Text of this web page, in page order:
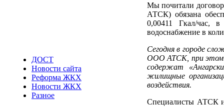
ДОСТ
Новости сайта
Реформа ЖКХ
Новости ЖКХ
Разное
Мы почитали
АТСК) обязана
0,00411 Гкал/час,
водоснабжение в
Сегодня в городе
ООО АТСК, при этом
содержат
жилищные
воздействия.
Специалисты АТСК и